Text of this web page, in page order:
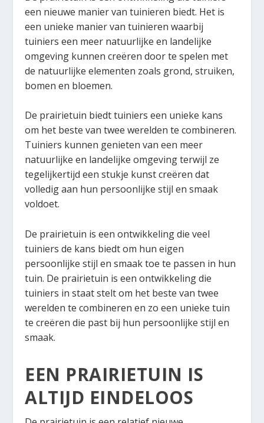
een nieuwe manier van tuinieren biedt. Het is
een unieke manier van tuinieren waarbij
tuiniers een meer natuurlijke en landelijke
omgeving kunnen creëren door te spelen met
de natuurlijke elementen zoals grond, struiken,
bomen en bloemen.
De prairietuin biedt tuiniers een unieke kans
om het beste van twee werelden te combineren.
Tuiniers kunnen genieten van een meer
natuurlijke en landelijke omgeving terwijl ze
tegelijkertijd een stukje kunst creëren dat
volledig aan hun persoonlijke stijl en smaak
voldoet.
De prairietuin is een ontwikkeling die veel
tuiniers de kans biedt om hun eigen
persoonlijke stijl en smaak toe te passen in hun
tuin. De prairietuin is een ontwikkeling die
tuiniers in staat stelt om het beste van twee
werelden te combineren en zo een unieke tuin
te creëren die past bij hun persoonlijke stijl en
smaak.
EEN PRAIRIETUIN IS
ALTIJD EINDELOOS